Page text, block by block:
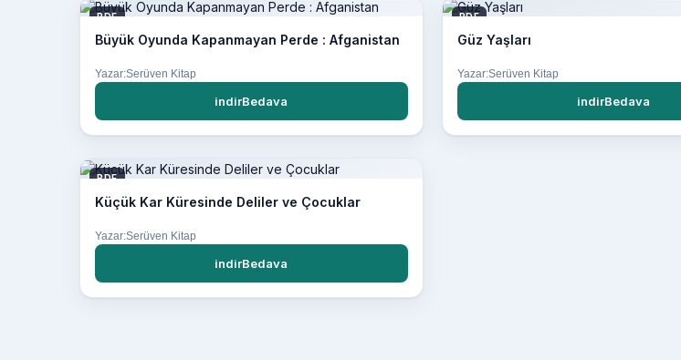
PDF
Büyük Oyunda Kapanmayan Perde : Afganistan
Yazar:Serüven Kitap
indirBedava
PDF
Güz Yaşları
Yazar:Serüven Kitap
indirBedava
PDF
Küçük Kar Küresinde Deliler ve Çocuklar
Yazar:Serüven Kitap
indirBedava